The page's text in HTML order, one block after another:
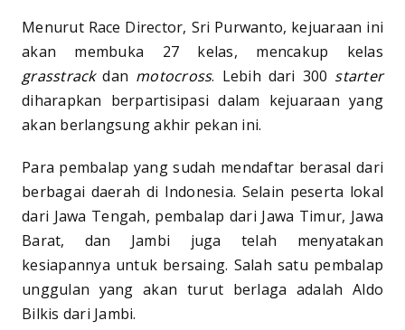
Menurut Race Director, Sri Purwanto, kejuaraan ini
akan membuka 27 kelas, mencakup kelas
grasstrackdan motocross. Lebih dari 300 starter
diharapkan berpartisipasi dalam kejuaraan yang
akan berlangsung akhir pekan ini.
Para pembalap yang sudah mendaftar berasal dari
berbagai daerah di Indonesia. Selain peserta lokal
dari Jawa Tengah, pembalap dari Jawa Timur, Jawa
Barat, dan Jambi juga telah menyatakan
kesiapannya untuk bersaing. Salah satu pembalap
unggulan yang akan turut berlaga adalah Aldo
Bilkis dari Jambi.